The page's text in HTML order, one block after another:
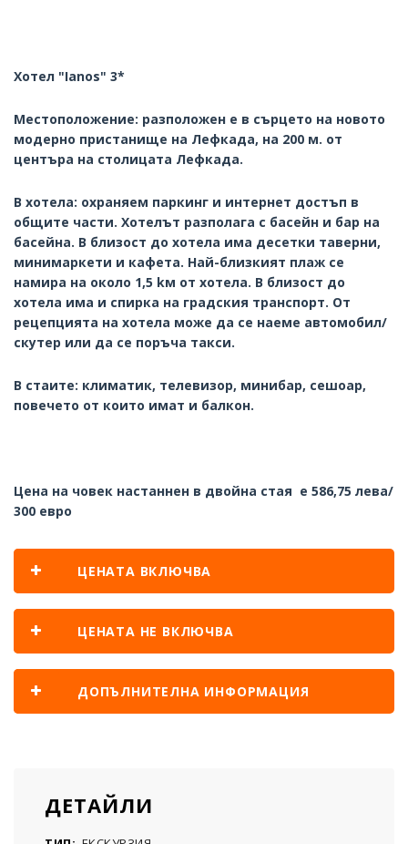
Хотел "Ianos" 3*
Местоположение: разположен е в сърцето на новото
модерно пристанище на Лефкада, на 200 м. от
центъра на столицата Лефкада.
В хотела: охраняем паркинг и интернет достъп в
общите части. Хотелът разполага с басейн и бар на
басейна. В близост до хотела има десетки таверни,
минимаркети и кафета. Най-близкият плаж се
намира на около 1,5 kм от хотела. В близост до
хотела има и спирка на градския транспорт. От
рецепцията на хотела може да се наеме автомобил/
скутер или да се поръча такси.
В стаите: климатик, телевизор, минибар, сешоар,
повечето от които имат и балкон.
Цена на човек настаннен в двойна стая е 586,75 лева/
300 евро
ЦЕНАТА ВКЛЮЧВА
ЦЕНАТА НЕ ВКЛЮЧВА
ДОПЪЛНИТЕЛНА ИНФОРМАЦИЯ
ДЕТАЙЛИ